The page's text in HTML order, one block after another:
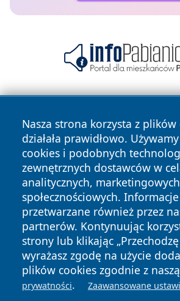
Nasza strona korzysta z
działała prawidłowo.
cookies i podobnych
zewnętrznych dostawców w
analitycznych,
społecznościowych.
przetwarzane również przez
partnerów. Kontynuując
strony lub klikając
wyrażasz zgodę na użycie
plików cookies zgodnie z naszą
prywatności. Zaawansowane
Copyright © 2026 stargardlokalnie.pl
zastrzeżone.
News Autorzy
Polityka
Prywatności